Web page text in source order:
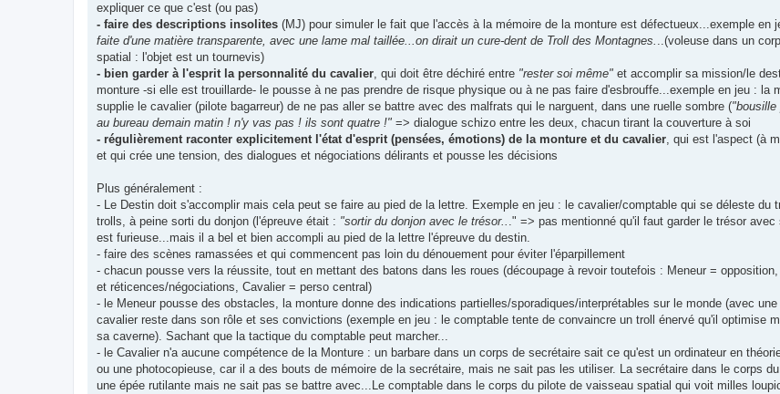
expliquer ce que c'est (ou pas)
- faire des descriptions insolites (MJ) pour simuler le fait que l'accès à la mémoire de la monture est défectueux...exemple en
faite d'une matière transparente, avec une lame mal taillée...on dirait un cure-dent de Troll des Montagnes. ..(voleuse dans un
spatial : l'objet est un tournevis)
- bien garder à l'esprit la personnalité du cavalier, qui doit être déchiré entre "rester soi même" et accomplir sa mission/le
monture -si elle est trouillarde- le pousse à ne pas prendre de risque physique ou à ne pas faire d'esbrouffe...exemple en jeu : la
supplie le cavalier (pilote bagarreur) de ne pas aller se battre avec des malfrats qui le narguent, dans une ruelle sombre (
au bureau demain matin ! n'y vas pas ! ils sont quatre !" => dialogue schizo entre les deux, chacun tirant la couverture à soi
- régulièrement raconter explicitement l'état d'esprit (pensées, émotions) de la monture et du cavalier, qui est l'aspect (à
et qui crée une tension, des dialogues et négociations délirants et pousse les décisions
Plus généralement :
- Le Destin doit s'accomplir mais cela peut se faire au pied de la lettre. Exemple en jeu : le cavalier/comptable qui se déleste du
trolls, à peine sorti du donjon (l'épreuve était : "sortir du donjon avec le trésor.. ." => pas mentionné qu'il faut garder le trésor
est furieuse...mais il a bel et bien accompli au pied de la lettre l'épreuve du destin.
- faire des scènes ramassées et qui commencent pas loin du dénouement pour éviter l'éparpillement
- chacun pousse vers la réussite, tout en mettant des batons dans les roues (découpage à revoir toutefois : Meneur =
et réticences/négociations, Cavalier = perso central)
- le Meneur pousse des obstacles, la monture donne des indications partielles/sporadiques/interprétables sur le monde (avec
cavalier reste dans son rôle et ses convictions (exemple en jeu : le comptable tente de convaincre un troll énervé qu'il optimise
sa caverne). Sachant que la tactique du comptable peut marcher...
- le Cavalier n'a aucune compétence de la Monture : un barbare dans un corps de secrétaire sait ce qu'est un ordinateur en
ou une photocopieuse, car il a des bouts de mémoire de la secrétaire, mais ne sait pas les utiliser. La secrétaire dans le corps
une épée rutilante mais ne sait pas se battre avec...Le comptable dans le corps du pilote de vaisseau spatial qui voit milles